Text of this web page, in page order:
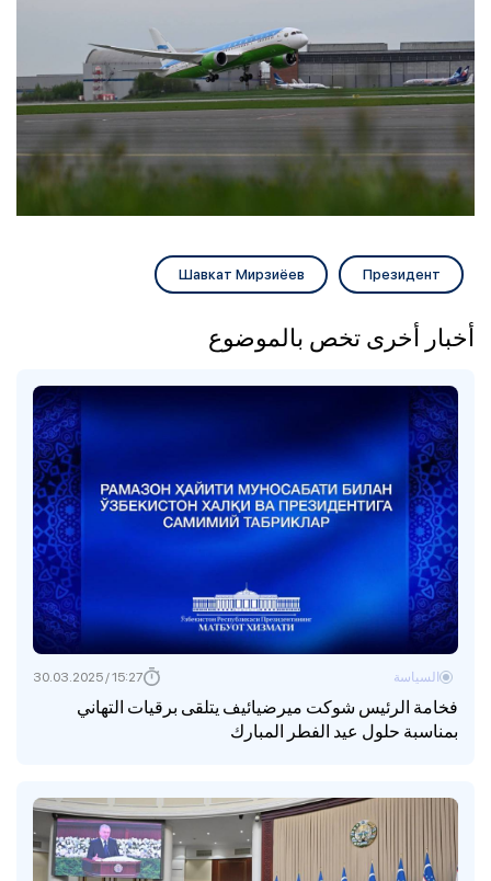
Президент
Шавкат Мирзиёев
أخبار أخرى تخص بالموضوع
فخامة الرئيس شوكت ميرضيائيف يتلقى برقيات التهاني
بمناسبة حلول عيد الفطر المبارك
السياسة 15:27 / 30.03.2025